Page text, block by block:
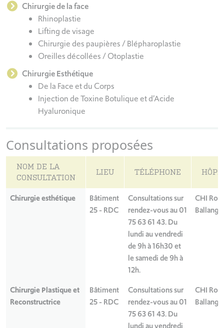
Chirurgie de la face
Rhinoplastie
Lifting de visage
Chirurgie des paupières / Blépharoplastie
Oreilles décollées / Otoplastie
Chirurgie Esthétique
De la Face et du Corps
Injection de Toxine Botulique et d’Acide
Hyaluronique
Consultations proposées
NOM DE LA
CONSULTATION
LIEU TÉLÉPHONE
Chirurgie esthétique
Bâtiment
25 - RDC
Consultations sur
rendez-vous au 01
75 63 61 43. Du
lundi au vendredi
de 9h à 16h30 et
le samedi de 9h à
12h.
CHI
Chirurgie Plastique et
Reconstructrice
Bâtiment
25 - RDC
Consultations sur
rendez-vous au 01
75 63 61 43. Du
lundi au vendredi
CHI